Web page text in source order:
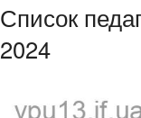
Список
2024